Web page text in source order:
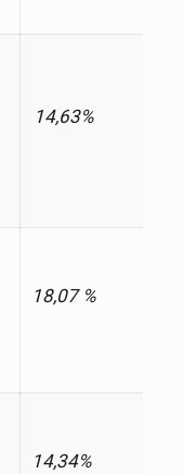
14,63%
18,07 %
14,34%